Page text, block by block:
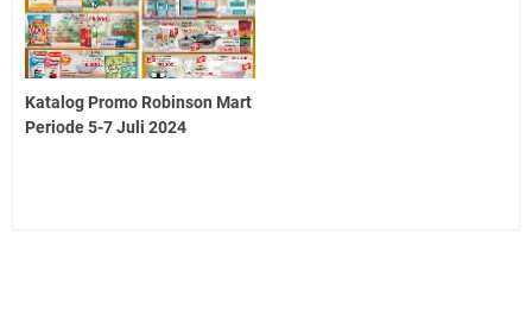
Katalog Promo Robinson Mart
Periode 5-7 Juli 2024